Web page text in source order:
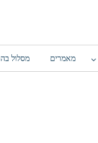
מאמרים מסלול